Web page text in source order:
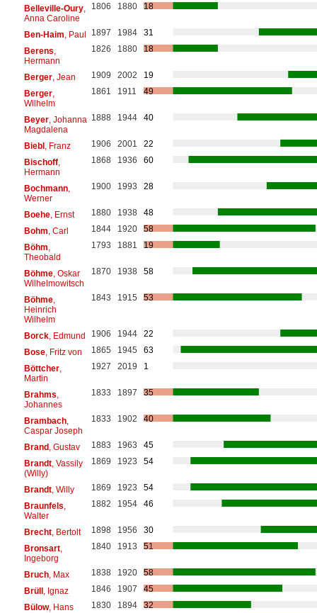
Belleville-Oury,
Anna Caroline
1806 1880 18
Ben-Haim , Paul 1897 1984
31
Berens
Hermann
1826 1880 18
Berger, Jean 1909 2002
19
Berger,
Wilhelm
1861 1911 49
Beyer, Johanna
Magdalena
1888 1944 40
Biebl, Franz 1906 2001
22
Bischoff,
Hermann
1868 1936 60
Bochmann,
Werner
1900 1993 28
Boehe, Ernst 1880 1938
48
Bohm , Carl 1844 1920
58
Böhm
Theobald
1793 1881 19
Böhme, Oskar
Wilhelmowitsch
1870 1938 58
Böhme,
Heinrich
Wilhelm
1843 1915 53
Borck, Edmund 1906 1944
22
Bose, Fritz von 1865 1945
63
Böttcher,
Martin
1927 2019 1
Brahms
Johannes
1833 1897 35
Brambach,
Caspar Joseph
1833 1902 40
Brand, Gustav 1883 1963
45
Brandt, Vassily
(Willy)
1869 1923 54
Brandt, Willy 1869 1923
54
Braunfels
Walter
1882 1954 46
Brecht, Bertolt 1898 1956
30
Bronsart,
Ingeborg
1840 1913 51
Bruch, Max 1838 1920
58
Brüll, Ignaz 1846 1907
45
Bülow, Hans 1830 1894
32